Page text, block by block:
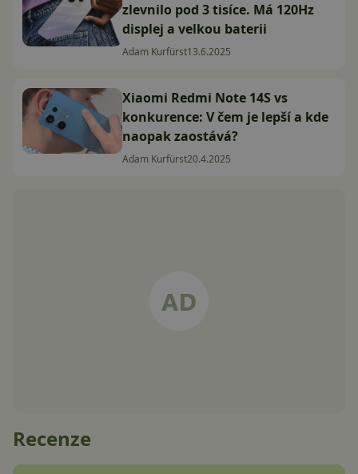
zlevnilo pod 3 tisíce. Má 120Hz
displej a velkou baterii
Adam Kurfürst13.6.2025
Xiaomi Redmi Note 14S vs
konkurence: V čem je lepší a kde
naopak zaostává?
Adam Kurfürst20.4.2025
Recenze